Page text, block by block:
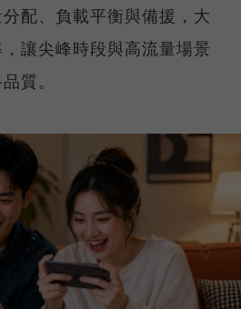
配、負載平衡與備援，大
讓尖峰時段與高流量場景
質。